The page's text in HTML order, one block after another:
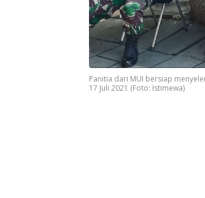
Panitia dari MUI bersiap
17 Juli 2021 (Foto: Istimewa)